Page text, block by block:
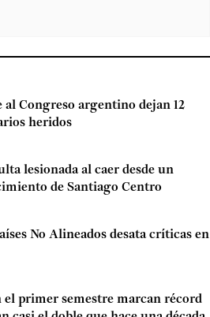
Congreso argentino dejan 12
heridos
lesionada al caer desde un
de Santiago Centro
No Alineados desata críticas en
el primer semestre marcan récord